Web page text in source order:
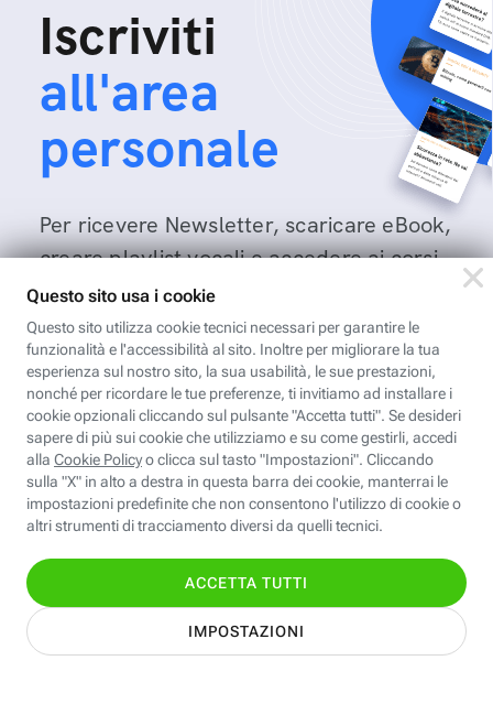
Iscriviti
all'area
personale
Per ricevere Newsletter, scaricare eBook,
creare playlist vocali e accedere ai corsi
della Fastweb Digital Academy a te
dedicati.
Leggi l'informativa
Nome
Cognome